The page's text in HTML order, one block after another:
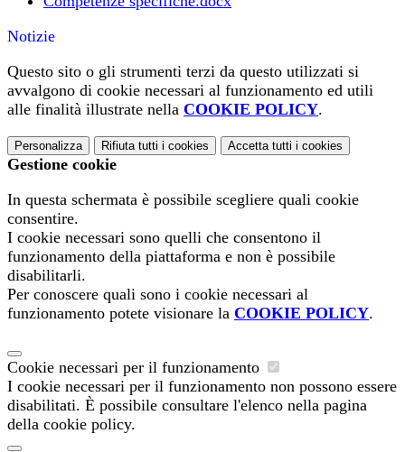
Notizie
Questo sito o gli strumenti terzi da questo utilizzati si
avvalgono di cookie necessari al funzionamento ed utili
alle finalità illustrate nella COOKIE POLICY.
Personalizza Rifiuta tutti i cookies Accetta tutti i cookies
Gestione cookie
In questa schermata è possibile scegliere quali cookie
consentire.
I cookie necessari sono quelli che consentono il
funzionamento della piattaforma e non è possibile
disabilitarli.
Per conoscere quali sono i cookie necessari al
funzionamento potete visionare la COOKIE POLICY.
Cookie necessari per il funzionamento
I cookie necessari per il funzionamento non possono essere
disabilitati. È possibile consultare l'elenco nella pagina
della cookie policy.